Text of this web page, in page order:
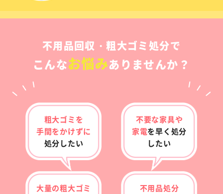
不用品回収・粗大ゴミ処分で
こんなお悩みありませんか？
粗大ゴミを
手間をかけずに
処分したい
不要な家具や
家電を早く 処分
したい
大量の粗大ゴミ
不用品処分